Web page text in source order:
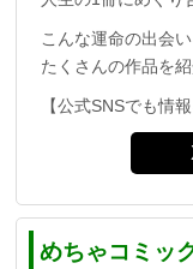
こんな運命の出会
たくさんの作品を
【公式SNSでも情
めちゃコミッ